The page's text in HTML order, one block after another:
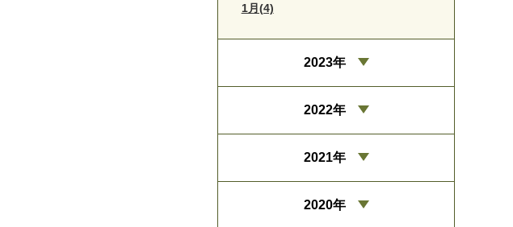
1月(4)
2023年
2022年
2021年
2020年